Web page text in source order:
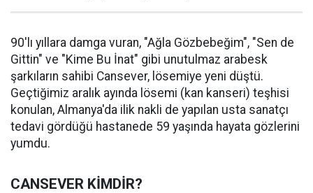
90'lı yıllara damga vuran, "Ağla Gözbebeğim", "Sen de
Gittin" ve "Kime Bu İnat" gibi unutulmaz arabesk
şarkıların sahibi Cansever, lösemiye yeni düştü.
Geçtiğimiz aralık ayında lösemi (kan kanseri) teşhisi
konulan, Almanya'da ilik nakli de yapılan usta sanatçı
tedavi gördüğü hastanede 59 yaşında hayata gözlerini
yumdu.
CANSEVER KİMDİR?